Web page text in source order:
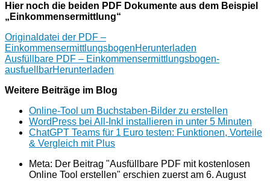
Hier noch die beiden PDF Dokumente aus dem Beispiel
„Einkommensermittlung“
Originaldatei der PDF –
EinkommensermittlungsbogenHerunterladen
Ausfüllbare PDF – Einkommensermittlungsbogen-
ausfuellbarHerunterladen
Weitere Beiträge im Blog
Online‑Tool um Buchstaben‑Bilder zu erstellen
WordPress bei All-Inkl installieren in unter 5 Minuten
ChatGPT Teams für 1 Euro testen: Funktionen, Vorteile
& Vergleich mit Plus
Meta: Der Beitrag "Ausfüllbare PDF mit kostenlosen
Online Tool erstellen" erschien zuerst am 6. August